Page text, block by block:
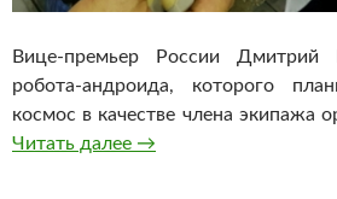
Вице-премьер России Дмитрий
робота-андроида, которого
космос в качестве члена экипажа
Читать далее В России создали
→